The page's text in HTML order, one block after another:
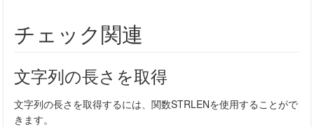
チェック関連
文字列の長さを取得
文字列の長さを取得するには、関数STRLENを使用することがで
きます。